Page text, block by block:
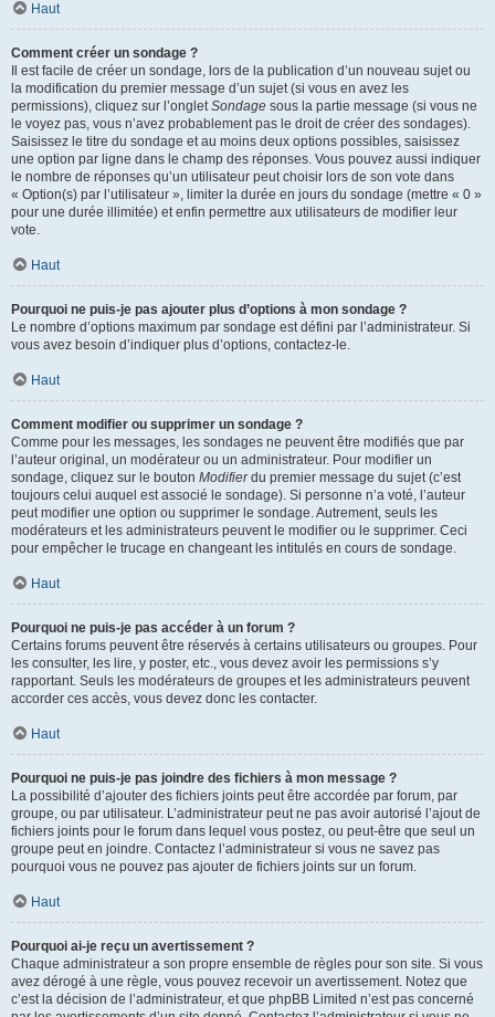
Haut
Comment créer un sondage ?
Il est facile de créer un sondage, lors de la publication d’un nouveau sujet ou
la modification du premier message d’un sujet (si vous en avez les
permissions), cliquez sur l’ongletSondage sous la partie message (si vous ne
le voyez pas, vous n’avez probablement pas le droit de créer des sondages).
Saisissez le titre du sondage et au moins deux options possibles, saisissez
une option par ligne dans le champ des réponses. Vous pouvez aussi indiquer
le nombre de réponses qu’un utilisateur peut choisir lors de son vote dans
« Option(s) par l’utilisateur », limiter la durée en jours du sondage (mettre « 0 »
pour une durée illimitée) et enfin permettre aux utilisateurs de modifier leur
vote.
Haut
Pourquoi ne puis-je pas ajouter plus d’options à mon sondage ?
Le nombre d’options maximum par sondage est défini par l’administrateur. Si
vous avez besoin d’indiquer plus d’options, contactez-le.
Haut
Comment modifier ou supprimer un sondage ?
Comme pour les messages, les sondages ne peuvent être modifiés que par
l’auteur original, un modérateur ou un administrateur. Pour modifier un
sondage, cliquez sur le bouton Modifierdu premier message du sujet (c’est
toujours celui auquel est associé le sondage). Si personne n’a voté, l’auteur
peut modifier une option ou supprimer le sondage. Autrement, seuls les
modérateurs et les administrateurs peuvent le modifier ou le supprimer. Ceci
pour empêcher le trucage en changeant les intitulés en cours de sondage.
Haut
Pourquoi ne puis-je pas accéder à un forum ?
Certains forums peuvent être réservés à certains utilisateurs ou groupes. Pour
les consulter, les lire, y poster, etc., vous devez avoir les permissions s’y
rapportant. Seuls les modérateurs de groupes et les administrateurs peuvent
accorder ces accès, vous devez donc les contacter.
Haut
Pourquoi ne puis-je pas joindre des fichiers à mon message ?
La possibilité d’ajouter des fichiers joints peut être accordée par forum, par
groupe, ou par utilisateur. L’administrateur peut ne pas avoir autorisé l’ajout de
fichiers joints pour le forum dans lequel vous postez, ou peut-être que seul un
groupe peut en joindre. Contactez l’administrateur si vous ne savez pas
pourquoi vous ne pouvez pas ajouter de fichiers joints sur un forum.
Haut
Pourquoi ai-je reçu un avertissement ?
Chaque administrateur a son propre ensemble de règles pour son site. Si vous
avez dérogé à une règle, vous pouvez recevoir un avertissement. Notez que
c’est la décision de l’administrateur, et que phpBB Limited n’est pas concerné